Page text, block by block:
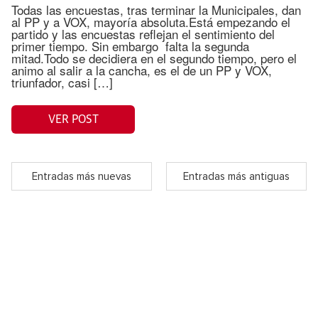
Todas las encuestas, tras terminar la Municipales, dan
al PP y a VOX, mayoría absoluta.Está empezando el
partido y las encuestas reflejan el sentimiento del
primer tiempo. Sin embargo falta la segunda
mitad.Todo se decidiera en el segundo tiempo, pero el
animo al salir a la cancha, es el de un PP y VOX,
triunfador, casi […]
VER POST
Entradas más nuevas Entradas más antiguas